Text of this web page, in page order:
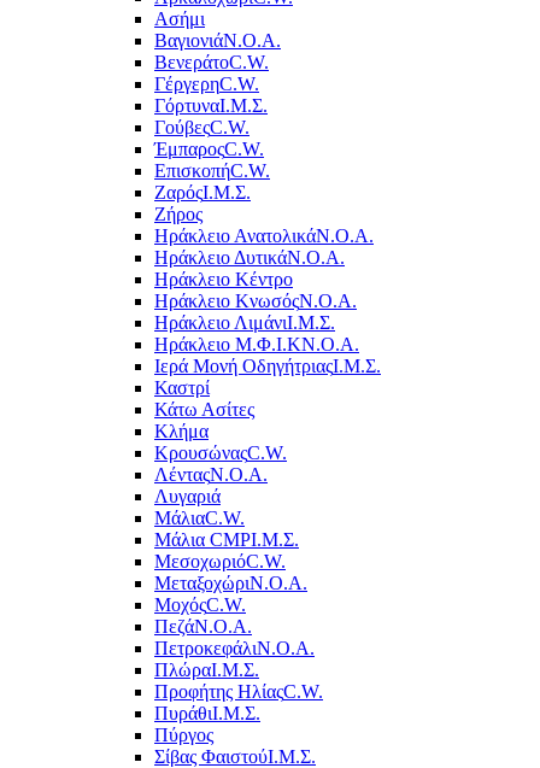
Ασήμι
ΒαγιονιάΝ.Ο.Α.
ΒενεράτοC.W.
ΓέργερηC.W.
ΓόρτυναΙ.Μ.Σ.
ΓούβεςC.W.
ΈμπαροςC.W.
ΕπισκοπήC.W.
ΖαρόςΙ.Μ.Σ.
Ζήρος
Ηράκλειο ΑνατολικάΝ.Ο.Α.
Ηράκλειο ΔυτικάΝ.Ο.Α.
Ηράκλειο Κέντρο
Ηράκλειο ΚνωσόςΝ.Ο.Α.
Ηράκλειο ΛιμάνιΙ.Μ.Σ.
Ηράκλειο Μ.Φ.Ι.ΚΝ.Ο.Α.
Ιερά Μονή ΟδηγήτριαςΙ.Μ.Σ.
Καστρί
Κάτω Ασίτες
Κλήμα
ΚρουσώναςC.W.
ΛένταςΝ.Ο.Α.
Λυγαριά
ΜάλιαC.W.
Μάλια CMPΙ.Μ.Σ.
ΜεσοχωριόC.W.
ΜεταξοχώριΝ.Ο.Α.
ΜοχόςC.W.
ΠεζάΝ.Ο.Α.
ΠετροκεφάλιΝ.Ο.Α.
ΠλώραΙ.Μ.Σ.
Προφήτης ΗλίαςC.W.
ΠυράθιΙ.Μ.Σ.
Πύργος
Σίβας ΦαιστούΙ.Μ.Σ.